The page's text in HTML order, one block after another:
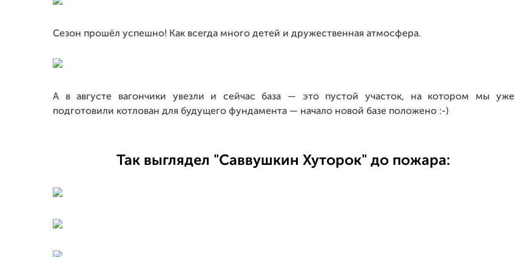
Сезон прошёл успешно! Как всегда много детей и дружественная атмосфера.
А в августе вагончики увезли и сейчас база — это пустой участок, на котором мы уже
подготовили котлован для будущего фундамента — начало новой базе положено :-)
Так выглядел "Саввушкин Хуторок" до пожара: